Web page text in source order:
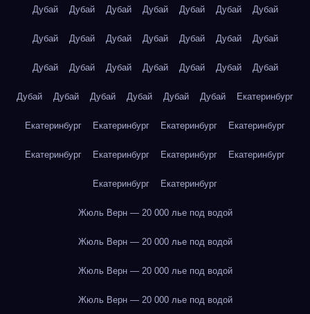
Дубай Дубай Дубай Дубай Дубай Дубай Дубай
Дубай Дубай Дубай Дубай Дубай Дубай Дубай
Дубай Дубай Дубай Дубай Дубай Дубай Дубай
Дубай Дубай Дубай Дубай Дубай Дубай Екатеринбург
Екатеринбург Екатеринбург Екатеринбург Екатеринбург
Екатеринбург Екатеринбург Екатеринбург Екатеринбург
Екатеринбург Екатеринбург
Жюль Верн — 20 000 лье под водой
Жюль Верн — 20 000 лье под водой
Жюль Верн — 20 000 лье под водой
Жюль Верн — 20 000 лье под водой